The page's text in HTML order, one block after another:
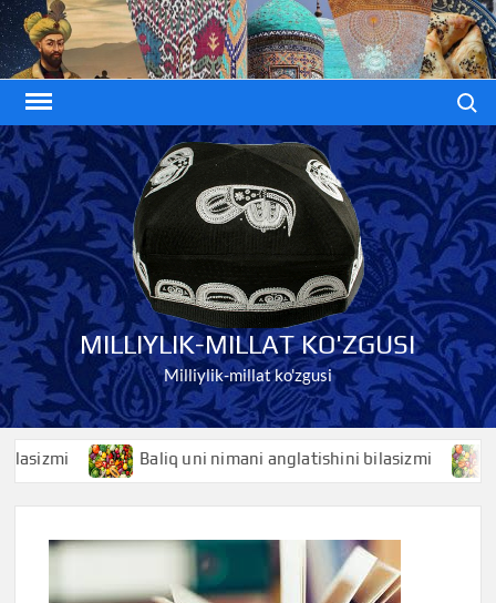
Skip
to
content
MILLIYLIK-MILLAT KO'ZGUSI
Milliylik-millat ko'zgusi
Baliq uni nimani anglatishini bilasizmi